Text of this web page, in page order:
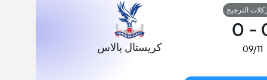
الترجيح
-
0
09/11 كريستال بالاس